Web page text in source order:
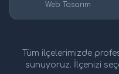
Web Tasarım
Tüm ilçelerimizde
sunuyoruz. İlçenizi